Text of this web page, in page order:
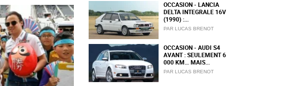
OCCASION - LANCIA
DELTA INTEGRALE 16V
(1990) :...
PAR LUCAS BRENOT
OCCASION - AUDI S4
AVANT : SEULEMENT 6
000 KM… MAIS...
PAR LUCAS BRENOT